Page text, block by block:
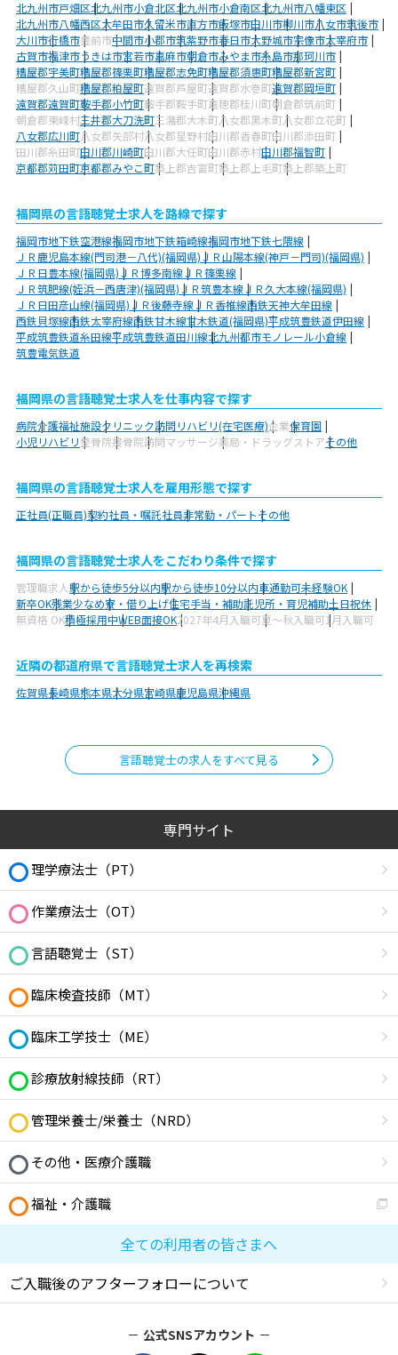
北九州市戸畑区北九州市小倉北区北九州市小倉南区北九州市八幡東区
北九州市八幡西区大牟田市久留米市直方市飯塚市田川市柳川市八女市筑後市
大川市行橋市豊前市中間市小郡市筑紫野市春日市大野城市宗像市太宰府市
古賀市福津市うきは市宮若市嘉麻市朝倉市みやま市糸島市那珂川市
糟屋郡宇美町糟屋郡篠栗町糟屋郡志免町糟屋郡須惠町糟屋郡新宮町
糟屋郡久山町糟屋郡粕屋町遠賀郡芦屋町遠賀郡水巻町遠賀郡岡垣町
遠賀郡遠賀町鞍手郡小竹町鞍手郡鞍手町嘉穂郡桂川町朝倉郡筑前町
朝倉郡東峰村三井郡大刀洗町三潴郡大木町八女郡黒木町八女郡立花町
八女郡広川町八女郡矢部村八女郡星野村田川郡香春町田川郡添田町
田川郡糸田町田川郡川崎町田川郡大任町田川郡赤村田川郡福智町
京都郡苅田町京都郡みやこ町築上郡吉富町築上郡上毛町築上郡築上町
福岡県の言語聴覚士求人を路線で探す
福岡市地下鉄空港線福岡市地下鉄箱崎線福岡市地下鉄七隈線
ＪＲ鹿児島本線(門司港－八代)(福岡県)ＪＲ山陽本線(神戸－門司)(福岡県)
ＪＲ日豊本線(福岡県)ＪＲ博多南線ＪＲ篠栗線
ＪＲ筑肥線(姪浜－西唐津)(福岡県)ＪＲ筑豊本線ＪＲ久大本線(福岡県)
ＪＲ日田彦山線(福岡県)ＪＲ後藤寺線ＪＲ香椎線西鉄天神大牟田線
西鉄貝塚線西鉄太宰府線西鉄甘木線甘木鉄道(福岡県)平成筑豊鉄道伊田線
平成筑豊鉄道糸田線平成筑豊鉄道田川線北九州都市モノレール小倉線
筑豊電気鉄道
福岡県の言語聴覚士求人を仕事内容で探す
病院介護福祉施設クリニック訪問リハビリ(在宅医療)企業保育園
小児リハビリ整骨院接骨院訪問マッサージ薬局・ドラッグストアその他
福岡県の言語聴覚士求人を雇用形態で探す
正社員(正職員)契約社員・嘱託社員非常勤・パートその他
福岡県の言語聴覚士求人をこだわり条件で探す
管理職求人駅から徒歩5分以内駅から徒歩10分以内車通勤可未経験OK
新卒OK残業少なめ寮・借り上げ住宅手当・補助託児所・育児補助土日祝休
無資格 OK積極採用中WEB面接OK2027年4月入職可夏～秋入職可1月入職可
近隣の都道府県で言語聴覚士求人を再検索
佐賀県長崎県熊本県大分県宮崎県鹿児島県沖縄県
言語聴覚士の求人をすべて見る
専門サイト
理学療法士（PT）
作業療法士（OT）
言語聴覚士（ST）
臨床検査技師（MT）
臨床工学技士（ME）
診療放射線技師（RT）
管理栄養士/栄養士（NRD）
その他・医療介護職
福祉・介護職
全ての利用者の皆さまへ
ご入職後のアフターフォローについて
公式SNSアカウント